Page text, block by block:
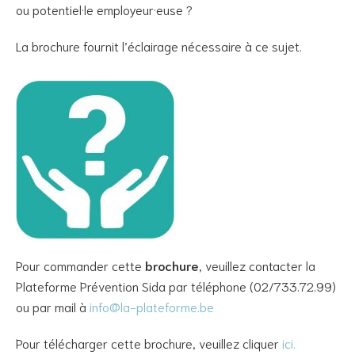
ou potentiel·le employeur·euse ?
La brochure fournit l’éclairage nécessaire à ce sujet.
Pour commander cette brochure , veuillez contacter la
Plateforme Prévention Sida par téléphone (02/733.72.99)
ou par mail à info@la-plateforme.be
Pour télécharger cette brochure, veuillez cliquer ici.